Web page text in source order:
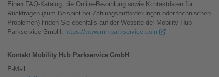
Einen FAQ-Katalog, die Online-Bezahlung sowie Kontaktdaten für
Rückfragen (zum Beispiel bei Zahlungsaufforderungen oder technischen
Problemen) finden Sie ebenfalls auf der Website der Mobility Hub
Parkservice GmbH: https://www.mh-parkservice.com
Kontakt Mobility Hub Parkservice GmbH
E-Mail: